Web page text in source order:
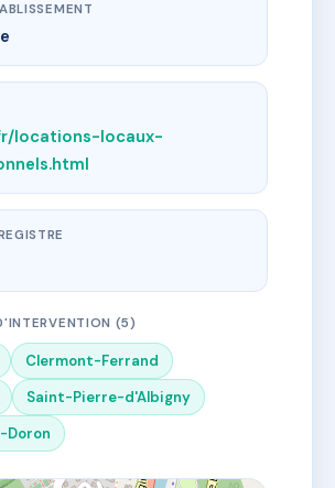
locations-locaux-
(5)
Clermont-Ferrand
Saint-Pierre-d'Albigny
Doron